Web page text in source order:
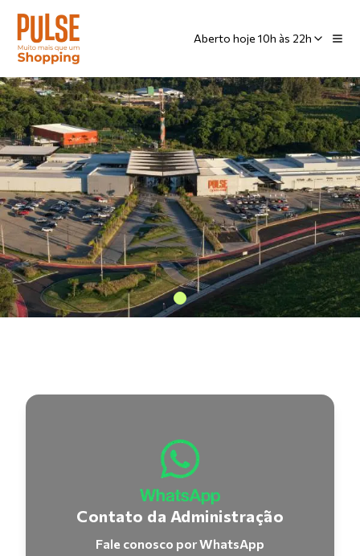
Aberto hoje 10h às 22h
Contato da Administração
Fale conosco por WhatsApp